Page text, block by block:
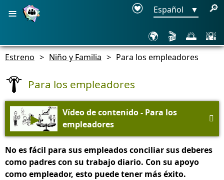
≡ Español ▼ 🔎
🌍 🎬 🌅 🌇
Estreno > Niño y Familia > Para los empleadores
Para los empleadores
▶
Vídeo de contenido - Para los
empleadores

No es fácil para sus empleados conciliar sus deberes
como padres con su trabajo diario. Con su apoyo
como empleador, esto puede tener más éxito.